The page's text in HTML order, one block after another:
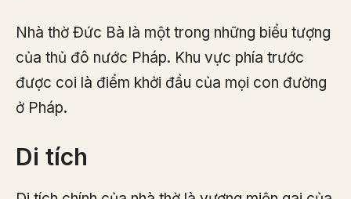
Nhà thờ Đức Bà là một trong những biểu tượng
của thủ đô nước Pháp. Khu vực phía trước
được coi là điểm khởi đầu của mọi con đường
ở Pháp.
Di tích